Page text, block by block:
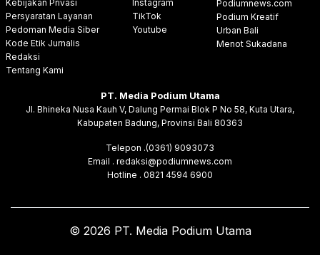
Kebijakan Privasi
Persyaratan Layanan
Pedoman Media Siber
Kode Etik Jurnalis
Redaksi
Tentang Kami
Instagram
TikTok
Youtube
Podiumnews.com
Podium Kreatif
Urban Bali
Menot Sukadana
PT. Media Podium Utama
Jl. Bhineka Nusa Kauh V, Dalung Permai Blok P No 58, Kuta Utara,
Kabupaten Badung, Provinsi Bali 80363
Telepon .(0361) 9093073
Email . redaksi@podiumnews.com
Hotline . 0821 4594 6900
© 2026 PT. Media Podium Utama